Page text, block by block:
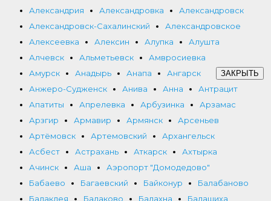
Александрия
Александровка
Александровск
Александровск-Сахалинский
Александровское
Алексеевка
Алексин Алупка
Алушта
Алчевск
Альметьевск
Амвросиевка
Амурск
Анадырь Анапа
Ангарск
Анжеро-Судженск
Анива Анна
Антрацит
Апатиты
Апрелевка Арбузинка
Арзамас
Арзгир
Армавир Армянск
Арсеньев
Артёмовск
Артемовский
Архангельск
Асбест
Астрахань Аткарск
Ахтырка
Ачинск
Аша
Аэропорт "Домодедово"
Бабаево
Багаевский Байконур
Балабаново
Балаклея
Балаково Балахна
Балашиха
ЗАКРЫТЬ